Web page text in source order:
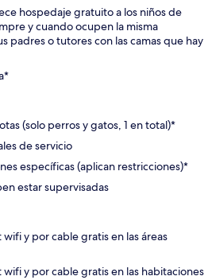
hospedaje gratuito a los niños de
y cuando ocupen la misma
padres o tutores con las camas que hay
(solo perros y gatos, 1 en total)*
de servicio
específicas (aplican restricciones)*
estar supervisadas
y por cable gratis en las áreas
y por cable gratis en las habitaciones